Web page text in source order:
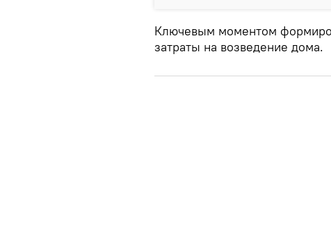
Ключевым моментом
затраты на возведение дома.